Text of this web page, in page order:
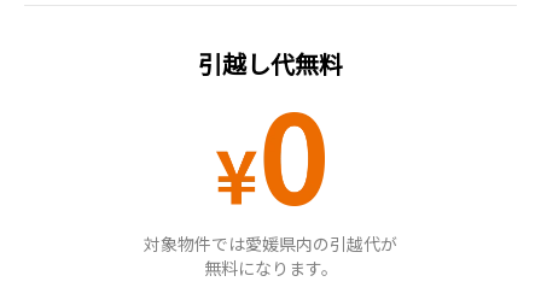
引越し代無料
対象物件では愛媛県内の引越代が
無料になります。